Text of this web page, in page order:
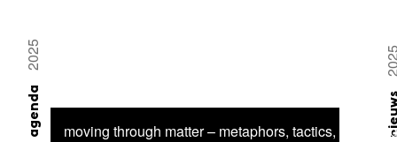
moving through matter – metaphors, tactics, and
agenda
2025